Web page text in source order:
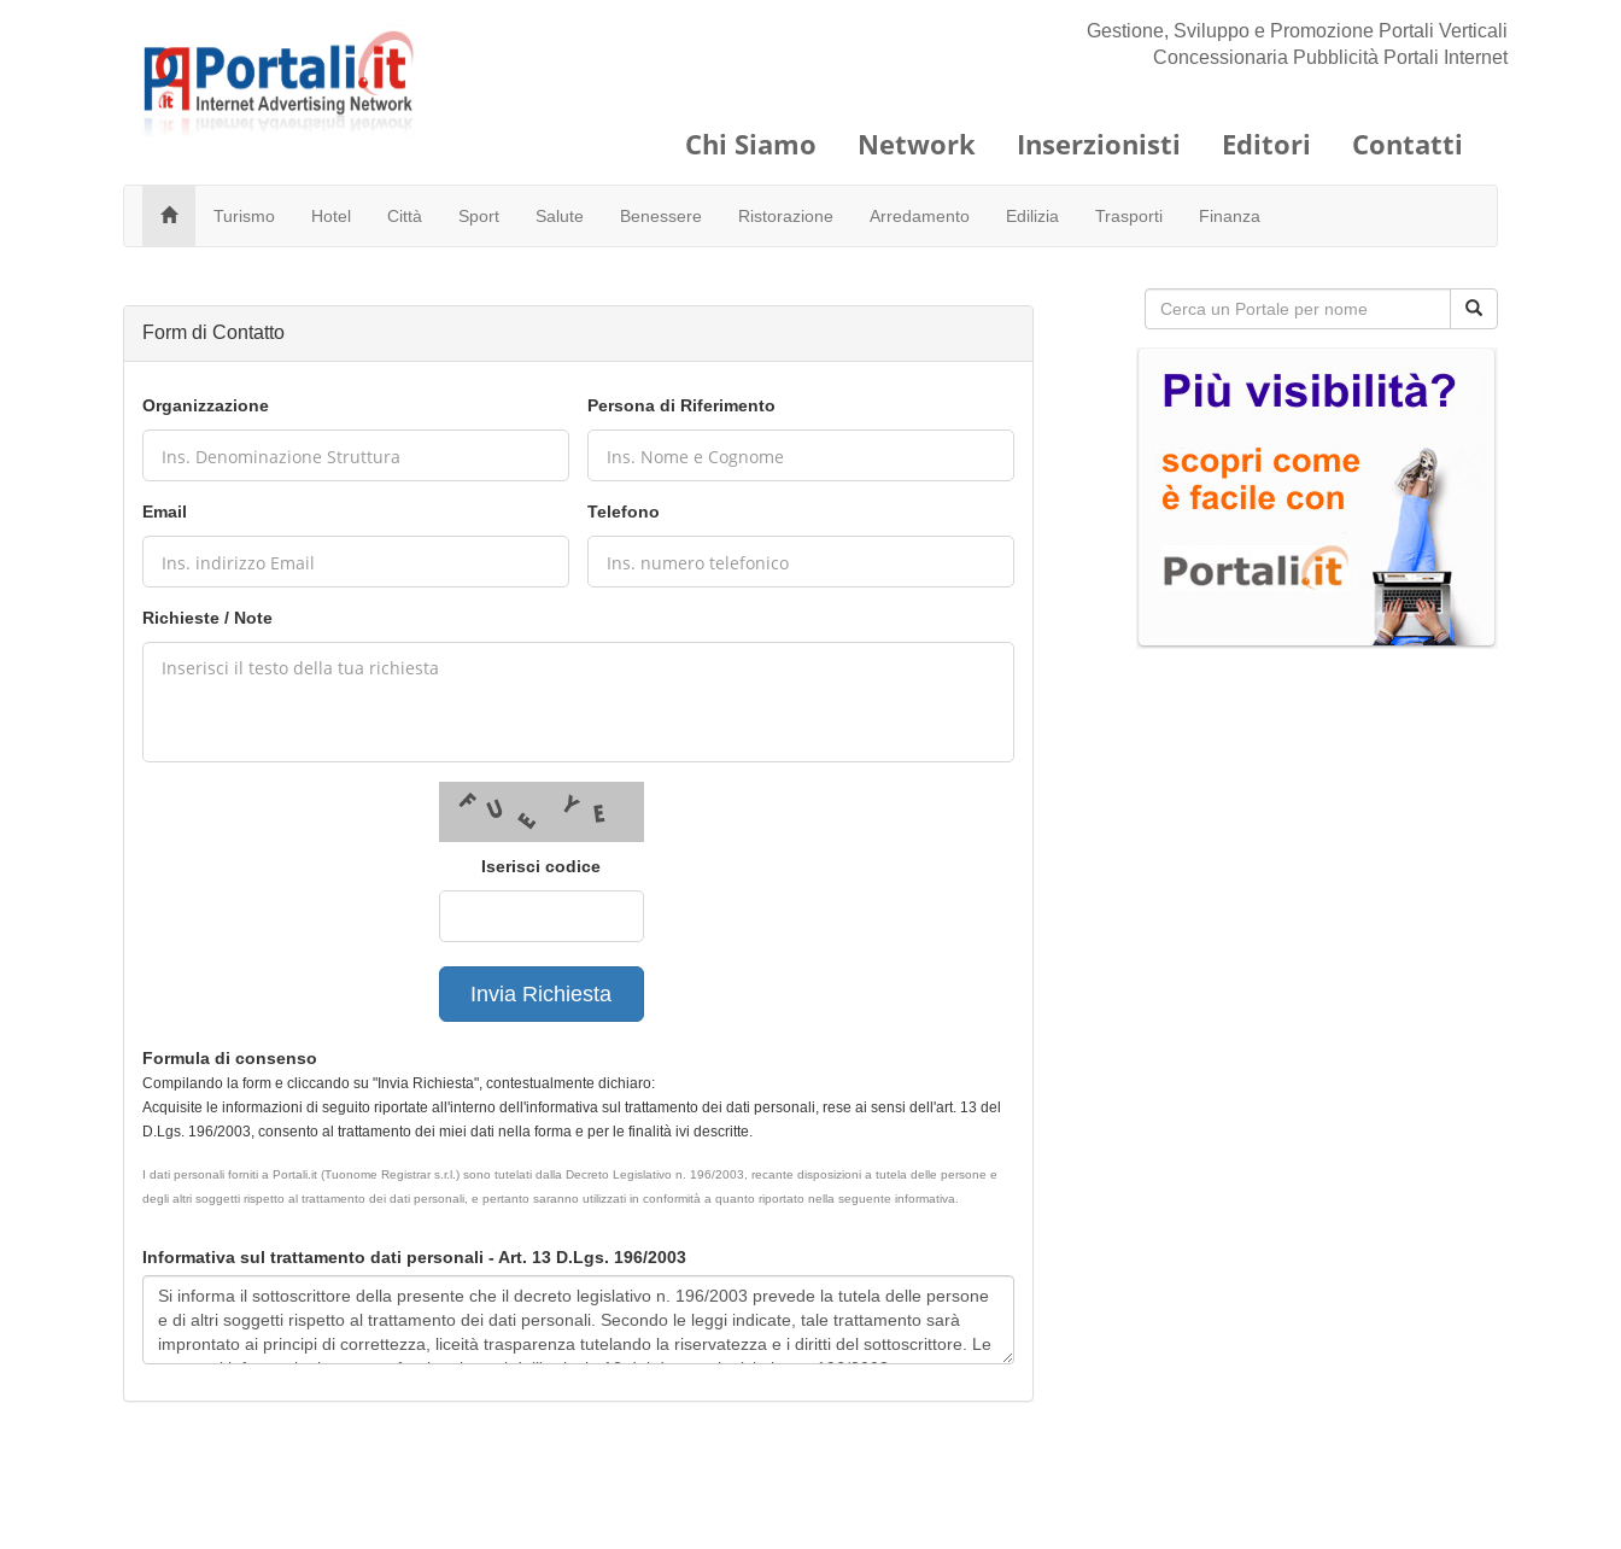
Gestione, Sviluppo e Promozione Portali Verticali
Concessionaria Pubblicità Portali Internet
Chi Siamo Network Inserzionisti Editori Contatti
Turismo Hotel Città Sport Salute Benessere Ristorazione Arredamento Edilizia Trasporti Finanza
Form di Contatto
Organizzazione Persona di Riferimento
Email Telefono
Richieste / Note
Iserisci codice
Invia Richiesta
Formula di consenso
Compilando la form e cliccando su "Invia Richiesta", contestualmente dichiaro:
Acquisite le informazioni di seguito riportate all'interno dell'informativa sul trattamento dei dati personali, rese ai sensi dell'art. 13 del
D.Lgs. 196/2003, consento al trattamento dei miei dati nella forma e per le finalità ivi descritte.
I dati personali forniti a Portali.it (Tuonome Registrar s.r.l.) sono tutelati dalla Decreto Legislativo n. 196/2003, recante disposizioni a tutela delle persone e
degli altri soggetti rispetto al trattamento dei dati personali, e pertanto saranno utilizzati in conformità a quanto riportato nella seguente informativa.
Informativa sul trattamento dati personali - Art. 13 D.Lgs. 196/2003